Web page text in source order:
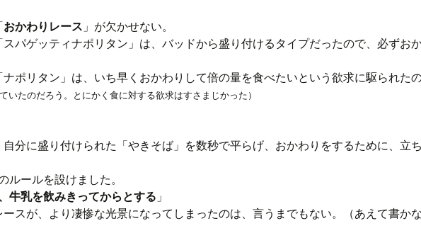
おかわりレース 」が欠かせない。
パゲッティナポリタン」は、バッドから盛り付けるタイプだったので、必ずお
ポリタン」は、いち早くおかわりして倍の量を食べたいという欲求に駆られたの
いたのだろう。とにかく食に対する欲求はすさまじかった）
自分に盛り付けられた「やきそば」を数秒で平らげ、おかわりをするために、立
ルールを設けました。
牛乳を飲みきってからとする 」
スが、より凄惨な光景になってしまったのは、言うまでもない。（あえて書か